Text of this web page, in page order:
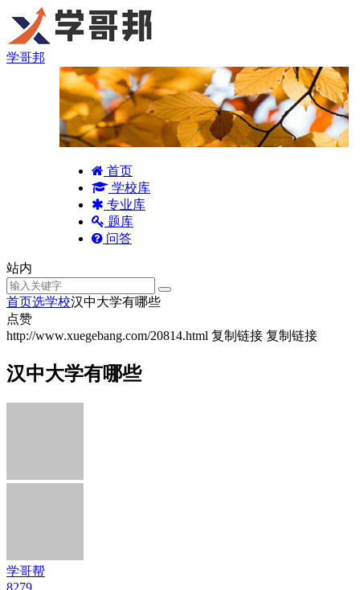
学哥邦
首页
学校库
专业库
题库
问答
站内
首页选学校汉中大学有哪些
点赞
http://www.xuegebang.com/20814.html 复制链接 复制链接
汉中大学有哪些
学哥帮
8279